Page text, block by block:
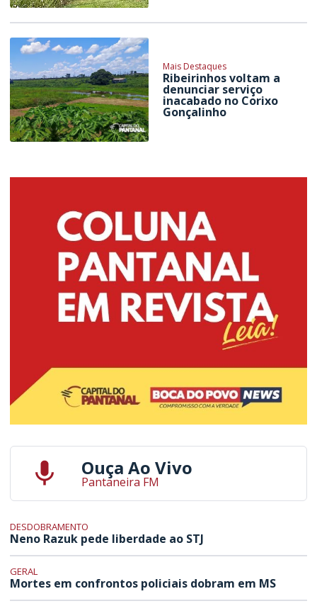
Mais Destaques
Ribeirinhos voltam a
denunciar serviço
inacabado no Corixo
Gonçalinho
Ouça Ao Vivo
Pantaneira FM
DESDOBRAMENTO
Neno Razuk pede liberdade ao STJ
GERAL
Mortes em confrontos policiais dobram em MS